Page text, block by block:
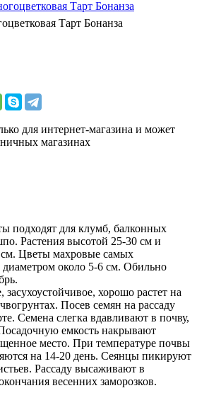
Тарт Бонанза
для интернет-магазина и может
магазинах
подходят для клумб, балконных
Растения высотой 25-30 см и
см. Цветы махровые самых
диаметром около 5-6 см. Обильно
хорошо растет на
Посев семян на рассаду
Семена слегка вдавливают в почву,
емкость накрывают
место. При температуре почвы
на 14-20 день. Сеянцы пикируют
Рассаду высаживают в
весенних заморозков.